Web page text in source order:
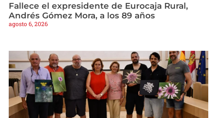
Fallece el expresidente de Eurocaja Rural,
Andrés Gómez Mora, a los 89 años
agosto 6, 2026